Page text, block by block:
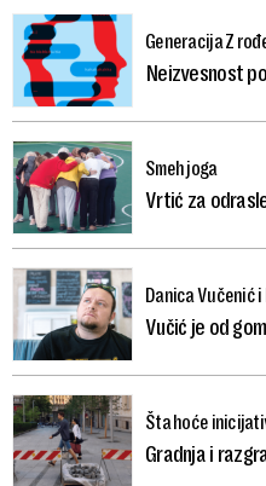
Generacija Z
Neizvesnost
Smeh joga
Vrtić za
Danica Vučenić
Vučić je od
Šta hoće
Gradnja i